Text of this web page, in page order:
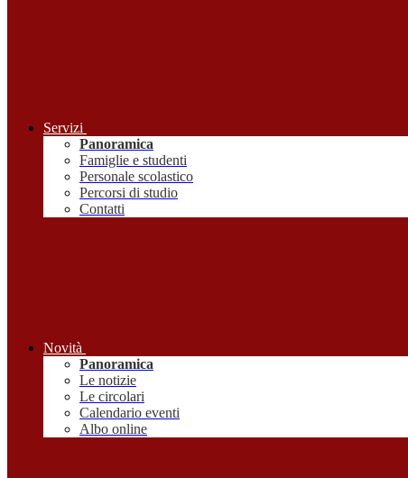
Servizi
Panoramica
Famiglie e studenti
Personale scolastico
Percorsi di studio
Contatti
Novità
Panoramica
Le notizie
Le circolari
Calendario eventi
Albo online